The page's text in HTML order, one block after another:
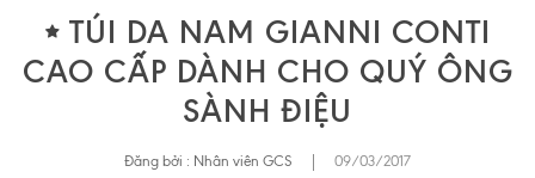
TÚI DA NAM GIANNI CONTI
CAO CẤP DÀNH CHO QUÝ ÔNG
SÀNH ĐIỆU
Đăng bởi : Nhân viên GCS 09/03/2017